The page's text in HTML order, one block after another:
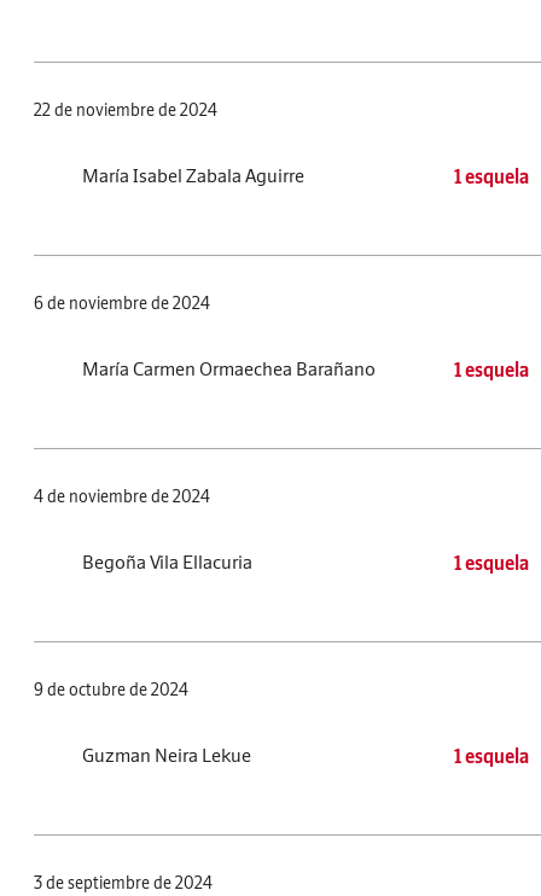
22 de noviembre de 2024
María Isabel Zabala Aguirre 1 esquela
6 de noviembre de 2024
María Carmen Ormaechea Barañano 1 esquela
4 de noviembre de 2024
Begoña Vila Ellacuria 1 esquela
9 de octubre de 2024
Guzman Neira Lekue 1 esquela
3 de septiembre de 2024